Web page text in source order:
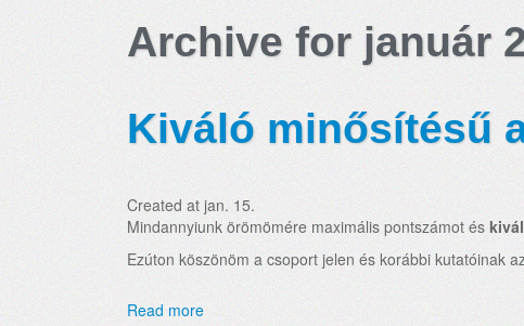
Archive for január
Kiváló minősítésű
Created at jan. 15.
Mindannyiunk örömömére maximális pontszámot és
Ezúton köszönöm a csoport jelen és korábbi kutatóinak
Read more